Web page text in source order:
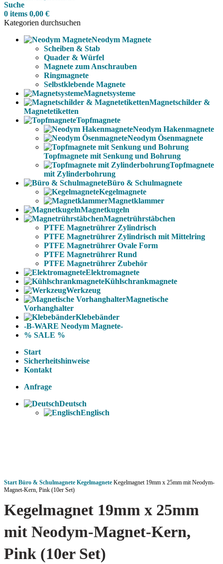
Suche
0 items 0,00 €
Kategorien durchsuchen
Neodym Magnete
Scheiben & Stab
Quader & Würfel
Magnete zum Anschrauben
Ringmagnete
Selbstklebende Magnete
Magnetsysteme
Magnetschilder &
Magnetetiketten
Topfmagnete
Neodym Hakenmagnete
Neodym Ösenmagnete
Topfmagnete mit Senkung und Bohrung
Topfmagnete
mit Zylinderbohrung
Büro & Schulmagnete
Kegelmagnete
Magnetklammer
Magnetkugeln
Magnetrührstäbchen
PTFE Magnetrührer Zylindrisch
PTFE Magnetrührer Zylindrisch mit Mittelring
PTFE Magnetrührer Ovale Form
PTFE Magnetrührer Rund
PTFE Magnetrührer Zubehör
Elektromagnete
Kühlschrankmagnete
Werkzeug
Magnetische
Vorhanghalter
Klebebänder
-B-WARE Neodym Magnete-
% SALE %
Start
Sicherheitshinweise
Kontakt
Anfrage
Deutsch
Englisch
Start Büro & Schulmagnete Kegelmagnete Kegelmagnet 19mm x 25mm mit Neodym-
Magnet-Kern, Pink (10er Set)
Kegelmagnet 19mm x 25mm
mit Neodym-Magnet-Kern,
Pink (10er Set)